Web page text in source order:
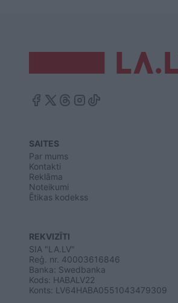
SAITES
Par mums
Kontakti
Reklāma
Noteikumi
Ētikas kodekss
REKVIZĪTI
SIA "LA.LV"
Reģ. nr. 40003616846
Banka: Swedbanka
Kods: HABALV22
Konts: LV64HABA0551043479309